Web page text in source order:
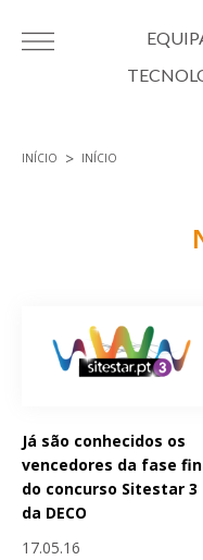
INÍCIO INÍCIO
Já são conhecidos os
vencedores da fase
do concurso Sitestar 3
da DECO
17.05.16
Páginas